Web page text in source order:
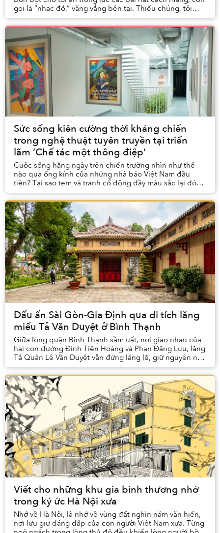
gọi là “nhạc đỏ,” văng vẳng bên tai. Thiếu chúng, tôi
nhất quyết không chịu mở miệng....
Sức sống kiên cường thời kháng chiến
trong nghệ thuật tuyên truyền tại triển
lãm ‘Chế tác một thông điệp’
Cuộc sống hằng ngày trên chiến trường nhìn như thế
nào qua ống kính của những nhà báo Việt Nam đầu
tiên? Tại sao tem và tranh cổ động đầy màu sắc lại đóng
vai trò quan trọng trong thời chiến và trong ...
Dấu ấn Sài Gòn-Gia Định qua di tích lăng
miếu Tả Văn Duyệt ở Bình Thạnh
Giữa lòng quận Bình Thạnh sầm uất, nơi giao nhau của
hai con đường Đinh Tiên Hoàng và Phan Đăng Lưu, lăng
Tả Quân Lê Văn Duyệt vẫn đứng lặng lẽ, giữ nguyên nét
uy nghi và cổ kính giữa dòng chảy thời g...
Viết cho những khu gia binh thương nhớ
trong ký ức Hà Nội xưa
Nhớ về Hà Nội, là nhớ về vùng đất nghìn năm văn hiến,
nơi lưu giữ dáng dấp của con người Việt Nam xưa. Từng